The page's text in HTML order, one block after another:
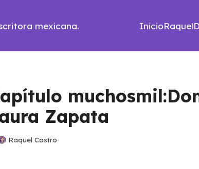
mexicana. InicioRaquel
Zapata
Raquel Castro